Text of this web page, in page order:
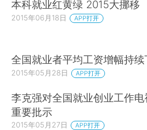
本科就业红黄绿 2015大挪移
2015年06月18日 APP打开
全国就业者平均工资增幅持续
2015年05月28日 APP打开
李克强对全国就业创业工作
重要批示
2015年05月27日 APP打开